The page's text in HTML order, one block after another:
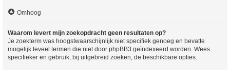
Omhoog
Waarom levert mijn zoekopdracht geen resultaten op?
Je zoekterm was hoogstwaarschijnlijk niet specifiek genoeg en bevatte
mogelijk teveel termen die niet door phpBB3 geïndexeerd worden. Wees
specifieker en gebruik, bij uitgebreid zoeken, de beschikbare opties.